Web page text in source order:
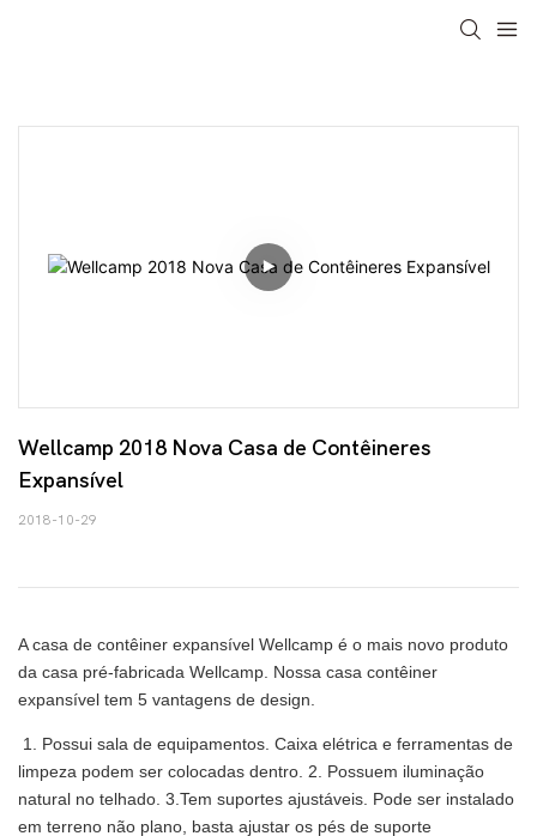
Wellcamp 2018 Nova Casa de Contêineres
Expansível
2018-10-29
A casa de contêiner expansível Wellcamp é o mais novo produto
da casa pré-fabricada Wellcamp. Nossa casa contêiner
expansível tem 5 vantagens de design.
1. Possui sala de equipamentos. Caixa elétrica e ferramentas de
limpeza podem ser colocadas dentro. 2. Possuem iluminação
natural no telhado. 3.Tem suportes ajustáveis. Pode ser instalado
em terreno não plano, basta ajustar os pés de suporte